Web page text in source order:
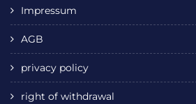
Impressum
AGB
privacy policy
right of withdrawal